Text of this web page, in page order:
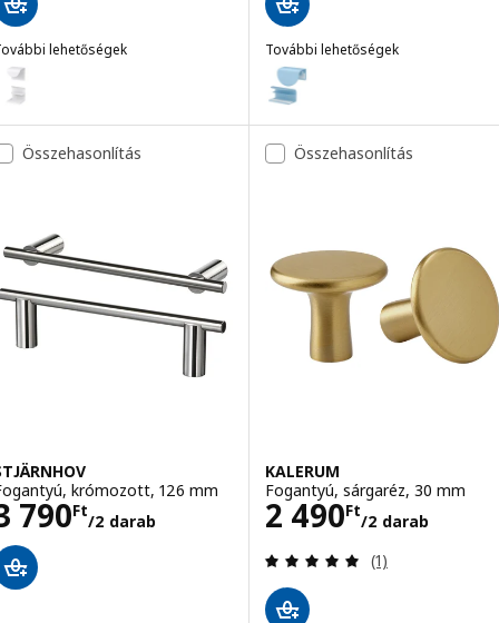
lehetőségek
DRAGSMARK, Rápattintós fogantyú, fehér, 40 mm
További lehetőségek
LATMASK
Lehetőség: LATMASK,
Összehasonlítás
krómozott, 126 mm
790Ft
/2 darab
3790Ft/2 darab
Összehasonlítás
KALERUM
Fogantyú, sárgaréz, 30 mm
2 490Ft
/2 darab
Ár 2490Ft/2
Vélemény: 5
(1)